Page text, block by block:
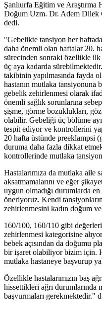
Şanlıurfa Eğitim ve Araştırma
Doğum Uzm. Dr. Adem Dilek
dedi.
"Gebelikte tansiyon her
daha önemli olan haftalar 20.
sürecinden sonraki özellikle ilk
üç aya kadarda
takibinin yapılmasında fayda
hastanın mutlaka tansiyonuna
gebelik zehirlenmesi olarak
önemli sağlık sorunlarına
şişme, görme bozuklukları, göz
olabilir. Gebeliği üç bölüme
tespit ediyor ve kontrollerini
20 hafta üstünde preeklampsi
duruma daha fazla dikkat
kontrollerinde mutlaka
Hastalarımıza da mutlaka aile
aksatmamalarını ve eğer
uygun olmadığı durumlarda
öneriyoruz. Kendi
zehirlenmesini kadın doğum
160/100, 160/110 gibi
zehirlenmesi kategorisine
bebek açısından da doğumu
bir işaret olabiliyor bizim için.
mutlaka hastaneye başvurup
Özellikle hastalarımızın baş
hissettikleri ağrı durumlarında
başvurmaları gerekmektedir."